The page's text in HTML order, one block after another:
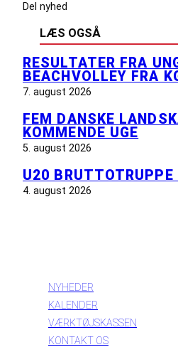
Del nyhed
LÆS OGSÅ
RESULTATER FRA
BEACHVOLLEY FRA
7. august 2026
FEM DANSKE
KOMMENDE UGE
5. august 2026
U20
4. august 2026
NYHEDER
KALENDER
VÆRKTØJSKASSEN
KONTAKT OS